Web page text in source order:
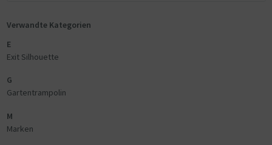
Verwandte Kategorien
E
Exit Silhouette
G
Gartentrampolin
M
Marken